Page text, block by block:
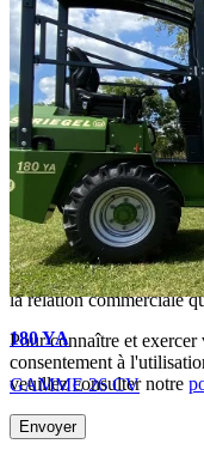
180 YA
GAMME 26 CV
En soumettant ce
saisies soient exploitées
la relation commerciale
Pour connaître et
consentement à
veuillez consulter notre